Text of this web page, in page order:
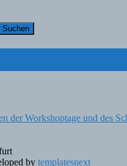
der Workshoptage und des
by templatesnext